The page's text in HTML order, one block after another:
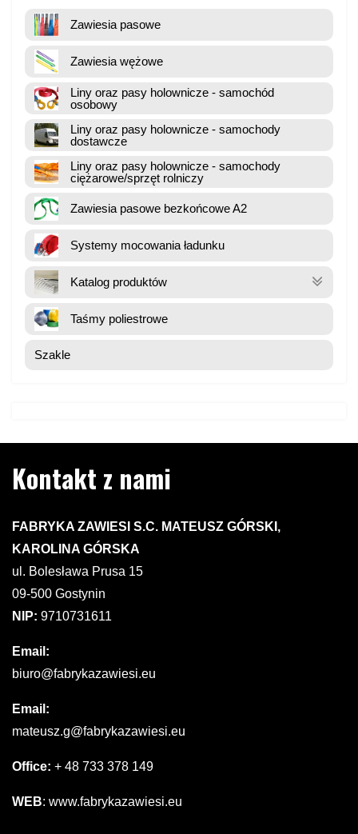
Zawiesia pasowe
Zawiesia wężowe
Liny oraz pasy holownicze - samochód
osobowy
Liny oraz pasy holownicze - samochody
dostawcze
Liny oraz pasy holownicze - samochody
ciężarowe/sprzęt rolniczy
Zawiesia pasowe bezkońcowe A2
Systemy mocowania ładunku
Katalog produktów
Taśmy poliestrowe
Szakle
Kontakt z nami
FABRYKA ZAWIESI S.C. MATEUSZ GÓRSKI,
KAROLINA GÓRSKA
ul. Bolesława Prusa 15
09-500 Gostynin
NIP: 9710731611
Email:
biuro@fabrykazawiesi.eu
Email:
mateusz.g@fabrykazawiesi.eu
Office: + 48 733 378 149
WEB: www.fabrykazawiesi.eu